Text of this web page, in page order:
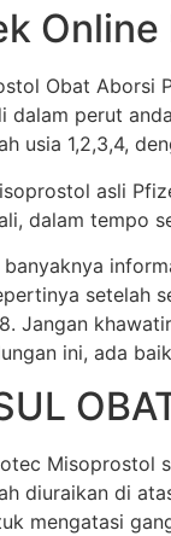
Obat Aborsi
dalam perut
usia 1,2,3,4,
asli
dalam tempo
banyaknya
setelah
Jangan
ini, ada
Misoprostol
diuraikan di
mengatasi